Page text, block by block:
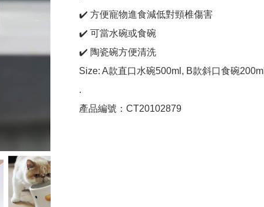
✔️ 方便寵物進食減低對頸椎傷害
✔️ 可當水碗或食碗
✔️ 陶瓷碗方便清洗
Size: A款直口水碗500ml, B款斜口食碗200ml
.
產品編號：CT20102879